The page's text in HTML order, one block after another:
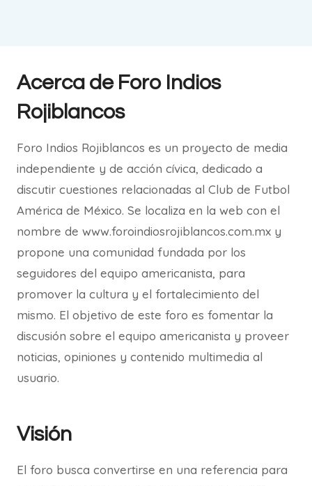
Acerca de Foro Indios
Rojiblancos
Foro Indios Rojiblancos es un proyecto de media
independiente y de acción cívica, dedicado a
discutir cuestiones relacionadas al Club de Futbol
América de México. Se localiza en la web con el
nombre de www.foroindiosrojiblancos.com.mx y
propone una comunidad fundada por los
seguidores del equipo americanista, para
promover la cultura y el fortalecimiento del
mismo. El objetivo de este foro es fomentar la
discusión sobre el equipo americanista y proveer
noticias, opiniones y contenido multimedia al
usuario.
Visión
El foro busca convertirse en una referencia para